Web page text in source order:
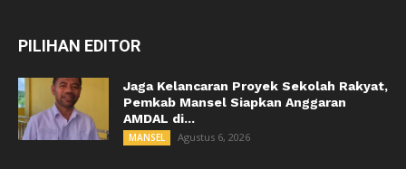
PILIHAN EDITOR
Jaga Kelancaran Proyek Sekolah Rakyat,
Pemkab Mansel Siapkan Anggaran
AMDAL di...
MANSEL Agustus 6, 2026